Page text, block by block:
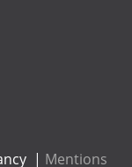
| Mentions